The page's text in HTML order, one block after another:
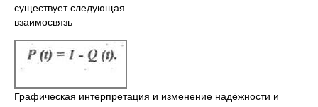
существует следующая
взаимосвязь
Графическая интерпретация и изменение надёжности и